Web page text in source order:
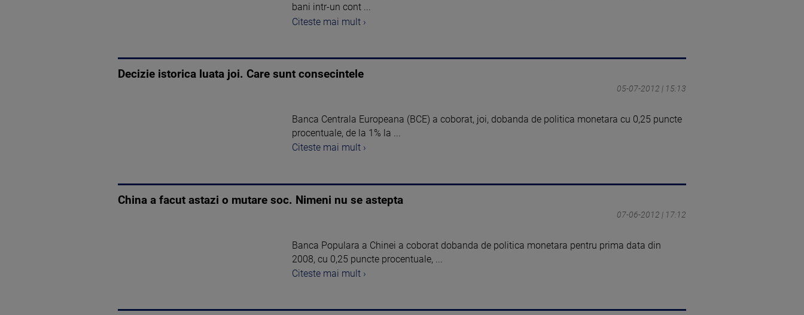
bani intr-un cont ...
Citeste mai mult ›
Decizie istorica luata joi. Care sunt consecintele
05-07-2012 | 15:13
Banca Centrala Europeana (BCE) a coborat, joi, dobanda de politica monetara cu 0,25 puncte
procentuale, de la 1% la ...
Citeste mai mult ›
China a facut astazi o mutare soc. Nimeni nu se astepta
07-06-2012 | 17:12
Banca Populara a Chinei a coborat dobanda de politica monetara pentru prima data din
2008, cu 0,25 puncte procentuale, ...
Citeste mai mult ›